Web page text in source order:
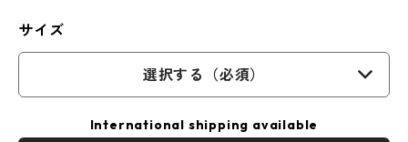
サイズ
選択する（必須）
International shipping available